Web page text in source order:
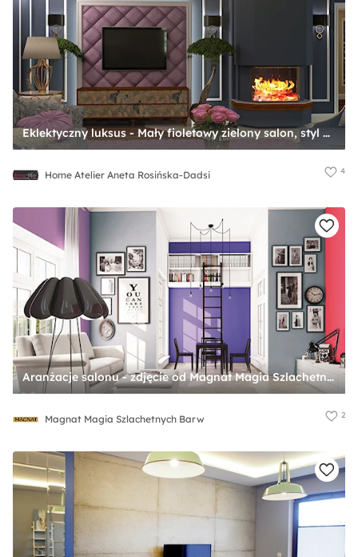
Eklektyczny luksus - Mały fioletowy zielony salon, styl nowoczesny - zdjęcie od Home Atelier Aneta Rosińska-Dadsi
Home Atelier Aneta Rosińska-Dadsi 4
Aranżacje salonu - zdjęcie od Magnat Magia Szlachetnych Barw
Magnat Magia Szlachetnych Barw 2